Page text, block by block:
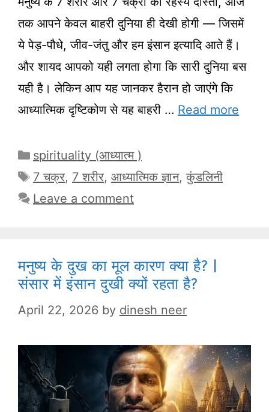
तक आपने केवल बाहरी दुनिया ही देखी होगी — जिसमें
ये पेड़-पौधे, जीव-जंतु और हम इंसान इत्यादि आते हैं।
और शायद आपको यही लगता होगा कि सारी दुनिया बस
यही है। लेकिन आप यह जानकर हैरान हो जाएंगे कि
आध्यात्मिक दृष्टिकोण से यह बाहरी … Read more
Categories
spirituality (आध्यात्म )
Tags
7 चक्र, 7 शरीर, आध्यात्मिक ज्ञान,कुंडलिनी
Leave a comment
मनुष्य के दुख का मूल कारण क्या है? |
संसार में इंसान दुखी क्यों रहता है?
April 22, 2026 by dinesh neer